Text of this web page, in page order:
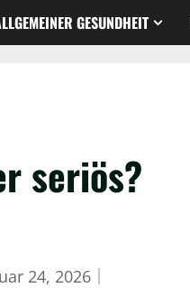
GESUNDHEIT
seriös?
24, 2026｜